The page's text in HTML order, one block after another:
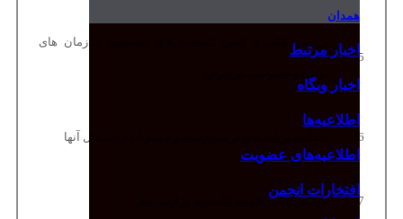
همدان
اخبار مرتبط
اخبار وبگاه
اطلاعیه‌ها
اطلاعیه‌های عضویت
افتخارات انجمن
5
بررسی کمّی و کیفی کتابخانه های تخصصی سازمان های
دولتی و خصوصی در ایران
6 مطالعه برنامه‌های درسی رشته و چشم انداز اشتغال آنها
7 ترسیم راهبرد کمیته کتابداری وزارت عتف